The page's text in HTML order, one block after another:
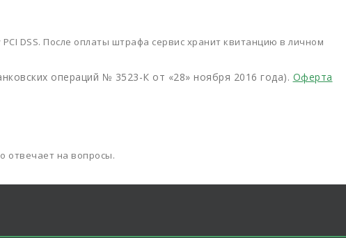
DSS. После оплаты штрафа сервис хранит квитанцию в личном
операций № 3523-К от «28» ноября 2016 года). Оферта
отвечает на вопросы.